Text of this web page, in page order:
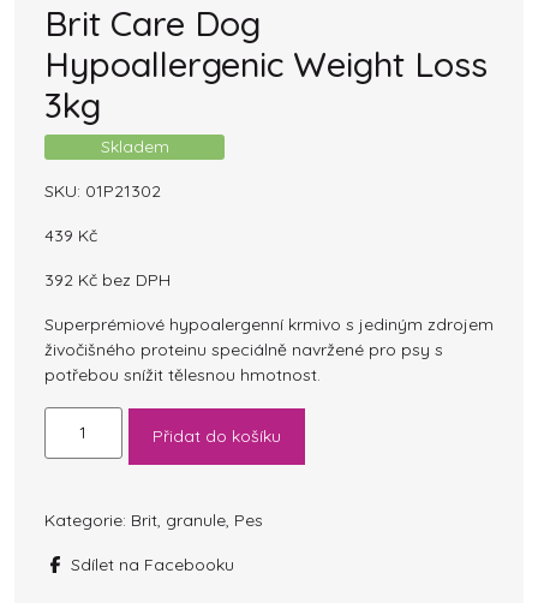
Brit Care Dog
Hypoallergenic Weight Loss
3kg
Skladem
SKU: 01P21302
439 Kč
392 Kč bez DPH
Superprémiové hypoalergenní krmivo s jediným zdrojem
živočišného proteinu speciálně navržené pro psy s
potřebou snížit tělesnou hmotnost.
Weight
3kg
Přidat do košíku
Kategorie: Brit, granule, Pes
Sdílet na Facebooku